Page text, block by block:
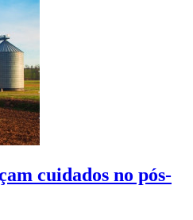
cuidados no pós-